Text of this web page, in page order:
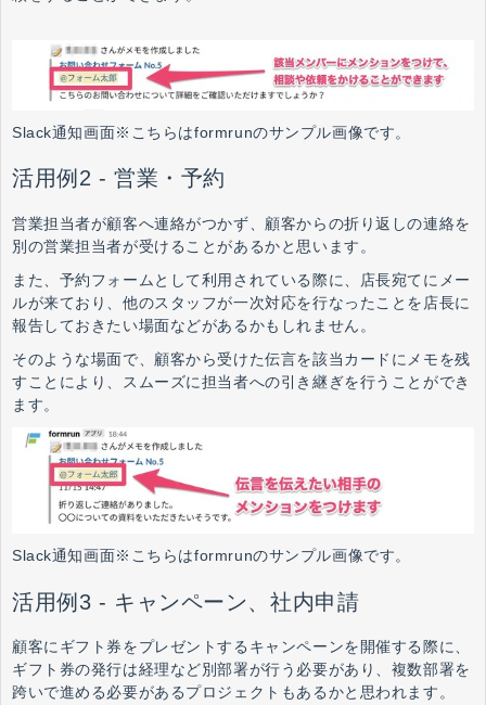
Slack通知画面※こちらはformrunのサンプル画像です。
活用例2 - 営業・予約
営業担当者が顧客へ連絡がつかず、顧客からの折り返しの連絡を
別の営業担当者が受けることがあるかと思います。
また、予約フォームとして利用されている際に、店長宛てにメー
ルが来ており、他のスタッフが一次対応を行なったことを店長に
報告しておきたい場面などがあるかもしれません。
そのような場面で、顧客から受けた伝言を該当カードにメモを残
すことにより、スムーズに担当者への引き継ぎを行うことができ
ます。
Slack通知画面※こちらはformrunのサンプル画像です。
活用例3 - キャンペーン、社内申請
顧客にギフト券をプレゼントするキャンペーンを開催する際に、
ギフト券の発行は経理など別部署が行う必要があり、複数部署を
跨いで進める必要があるプロジェクトもあるかと思われます。